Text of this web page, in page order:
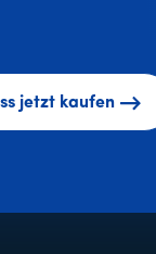
jetzt kaufen